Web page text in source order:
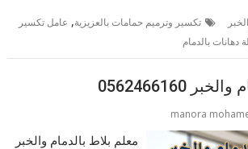
تكسير وترميم حمامات بالعزيزية, عامل تكسير
دهانات بالدمام
0562466160
manora
معلم بلاط بالدمام والخبر